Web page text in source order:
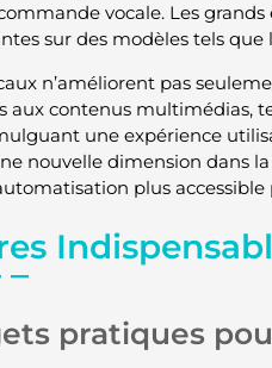
vocale. Les
sur des modèles tels que
n’améliorent pas
aux contenus multimédias,
une expérience
nouvelle dimension dans
plus
pratiques